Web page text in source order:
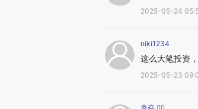
2025-05-24
niki1234
这么大笔投资
2025-05-23